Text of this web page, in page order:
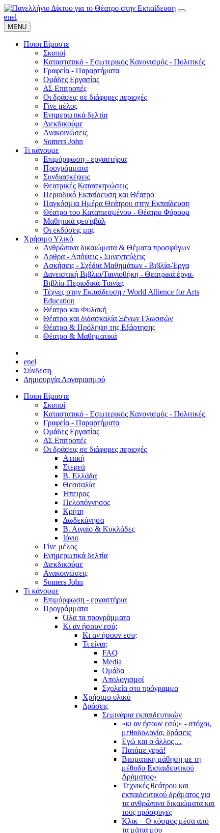
enel
MENU
Ποιοι Είμαστε
Σκοποί
Καταστατικό - Εσωτερικός Κανονισμός - Πολιτικές
Γραφεία - Παραρτήματα
Ομάδες Εργασίας
ΔΣ Επιτροπές
Οι δράσεις σε διάφορες περιοχές
Γίνε μέλος
Ενημερωτικά δελτία
Διεκδικούμε
Ανακοινώσεις
Somers John
Τι κάνουμε
Επιμόρφωση - εργαστήρια
Προγράμματα
Συνδιασκέψεις
Θεατρικές Κατασκηνώσεις
Περιοδικό Εκπαίδευση και Θέατρο
Παγκόσμια Ημέρα Θεάτρου στην Εκπαίδευση
Θέατρο του Καταπιεσμένου - Θέατρο Φόρουμ
Μαθητικά φεστιβάλ
Οι εκδόσεις μας
Χρήσιμο Υλικό
Ανθρώπινα δικαιώματα & Θέματα προσφύγων
Άρθρα - Απόψεις - Συνεντεύξεις
Ασκήσεις - Σχέδια Μαθημάτων - Βιβλία-Έργα
Δανειστική Βιβλιο/Ταινιοθήκη - Θεατρικά έργα-
Βιβλία-Περιοδικά-Ταινίες
Τέχνες στην Εκπαίδευση / World Allience for Arts
Education
Θέατρο και Φυλακή
Θέατρο και διδασκαλία Ξένων Γλωσσών
Θέατρο & Πρόληψη της Εξάρτησης
Θέατρο & Μαθηματικά
enel
Σύνδεση
Δημιουργία Λογαριασμού
Ποιοι Είμαστε
Σκοποί
Καταστατικό - Εσωτερικός Κανονισμός - Πολιτικές
Γραφεία - Παραρτήματα
Ομάδες Εργασίας
ΔΣ Επιτροπές
Οι δράσεις σε διάφορες περιοχές
Αττική
Στερεά
Β. Ελλάδα
Θεσσαλία
Ήπειρος
Πελοπόννησος
Κρήτη
Δωδεκάνησα
Β. Αιγαίο & Κυκλάδες
Ιόνιο
Γίνε μέλος
Ενημερωτικά δελτία
Διεκδικούμε
Ανακοινώσεις
Somers John
Τι κάνουμε
Επιμόρφωση - εργαστήρια
Προγράμματα
Όλα τα προγράμματα
Κι αν ήσουν εσύ;
Κι αν ήσουν εσυ;
Τι είναι;
FAQ
Media
Ομάδα
Απολογισμοί
Σχολεία στο πρόγραμμα
Χρήσιμο υλικό
Δράσεις
Σεμινάρια εκπαιδευτικών
«κι αν ήσουν εσύ;» - στόχοι,
μεθοδολογία, δράσεις
Εγώ και ο άλλος…
Πατάμε γερά!
Βιωματική μάθηση με τη
μέθοδο Εκπαιδευτικού
Δράματος»
Τεχνικές θεάτρου και
εκπαιδευτικού δράματος για
τα ανθρώπινα δικαιώματα και
τους πρόσφυγες
Κλικ – Ο κόσμος μέσα από
τα μάτια μου